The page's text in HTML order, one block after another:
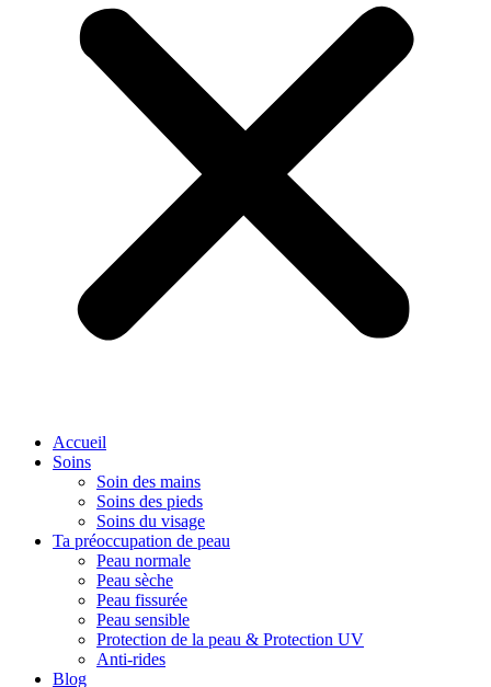
Accueil
Soins
Soin des mains
Soins des pieds
Soins du visage
Ta préoccupation de peau
Peau normale
Peau sèche
Peau fissurée
Peau sensible
Protection de la peau & Protection UV
Anti-rides
Blog